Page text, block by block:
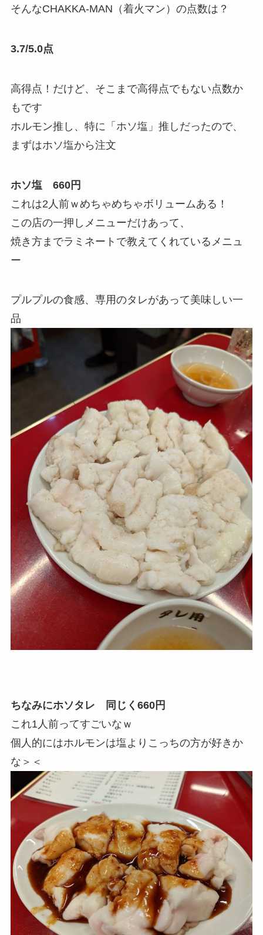
そんなCHAKKA-MAN（着火マン）の点数は？
3.7/5.0点
高得点！だけど、そこまで高得点でもない点数か
もです
ホルモン推し、特に「ホソ塩」推しだったので、
まずはホソ塩から注文
ホソ塩 660円
これは2人前ｗめちゃめちゃボリュームある！
この店の一押しメニューだけあって、
焼き方までラミネートで教えてくれているメニュ
ー
プルプルの食感、専用のタレがあって美味しい一
品
ちなみにホソタレ 同じく660円
これ1人前ってすごいなｗ
個人的にはホルモンは塩よりこっちの方が好きか
な＞＜